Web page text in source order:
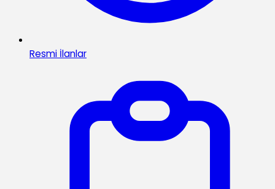
Resmi İlanlar